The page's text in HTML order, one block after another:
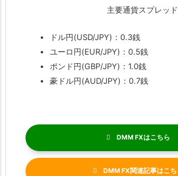
主要通貨スプレッド
ドル円(USD/JPY)：0.3銭
ユーロ円(EUR/JPY)：0.5銭
ポンド円(GBP/JPY)：1.0銭
豪ドル円(AUD/JPY)：0.7銭
DMM FX
DMM FX関連記事